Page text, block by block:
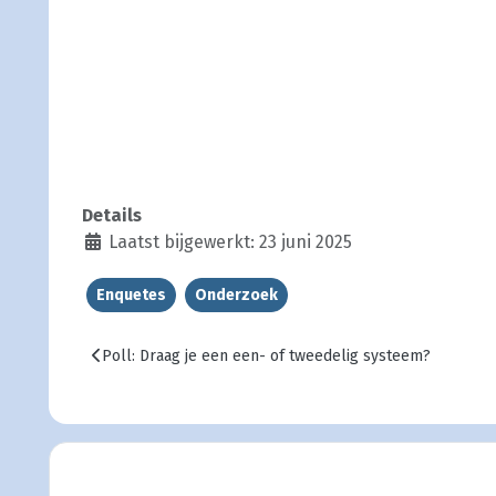
Details
Laatst bijgewerkt: 23 juni 2025
Enquetes Onderzoek
Vorig artikel: Poll: Draag je een een- of tweedelig
Poll: Draag je een een- of tweedelig systeem?